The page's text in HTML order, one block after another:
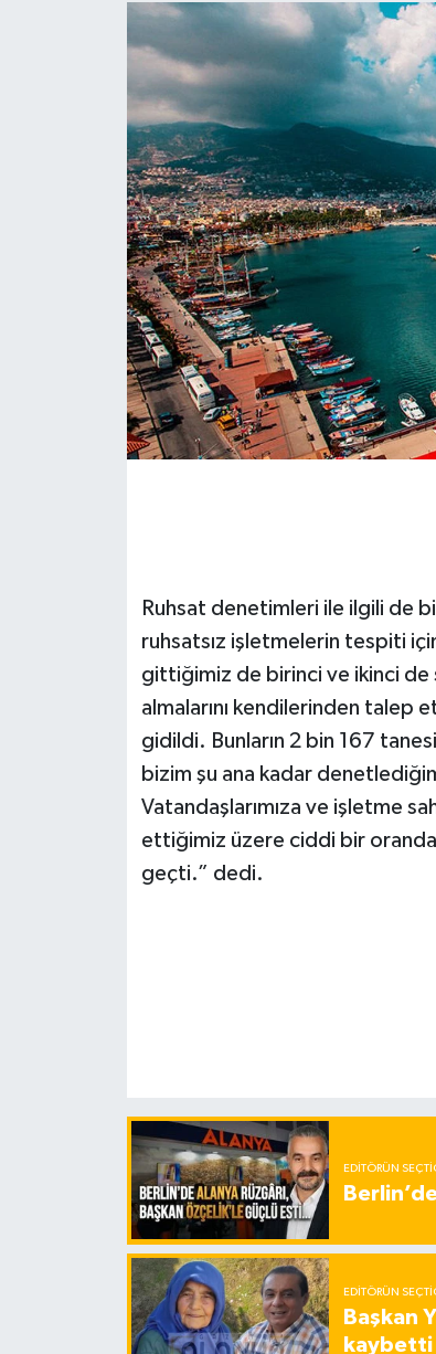
Ruhsat denetimleri ile ilgili de
ruhsatsız işletmelerin tespiti
gittiğimiz de birinci ve ikinci de
almalarını kendilerinden talep
gidildi. Bunların 2 bin 167
bizim şu ana kadar
Vatandaşlarımıza ve işletme
ettiğimiz üzere ciddi bir oranda
geçti.” dedi.
EDITÖRÜN
EDITÖRÜN
Başkan
kaybetti